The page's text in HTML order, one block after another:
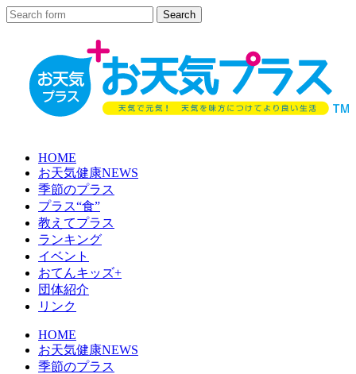
HOME
お天気健康NEWS
季節のプラス
プラス“食”
教えてプラス
ランキング
イベント
おてんキッズ+
団体紹介
リンク
HOME
お天気健康NEWS
季節のプラス